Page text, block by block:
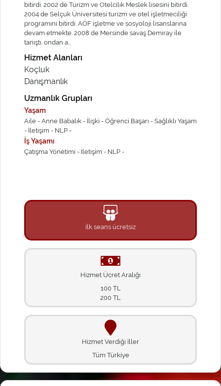
bitirdi. 2002 de Turizm ve Otelcilik Meslek lisesini bitirdi.
2004 de Selçuk Üniversitesi turizm ve otel işletmeciliği
programını bitirdi. AÖF işletme ve sosyoloji lisanslarına
devam etmekte. 2008 de Mersinde savaş Demiray ile
tanıştı. ondan a...
Hizmet Alanları
Koçluk
Danışmanlık
Uzmanlık Grupları
Yaşam
Aile - Anne Babalık - İlişki - Öğrenci Başarı - Sağlıklı Yaşam
- İletişim - NLP -
İş Yaşamı
Çatışma Yönetimi - İletişim - NLP -
İlk seans ücretsiz
Hizmet Ücret Aralığı
100 TL
200 TL
Hizmet Verdiği İller
Tüm Türkiye